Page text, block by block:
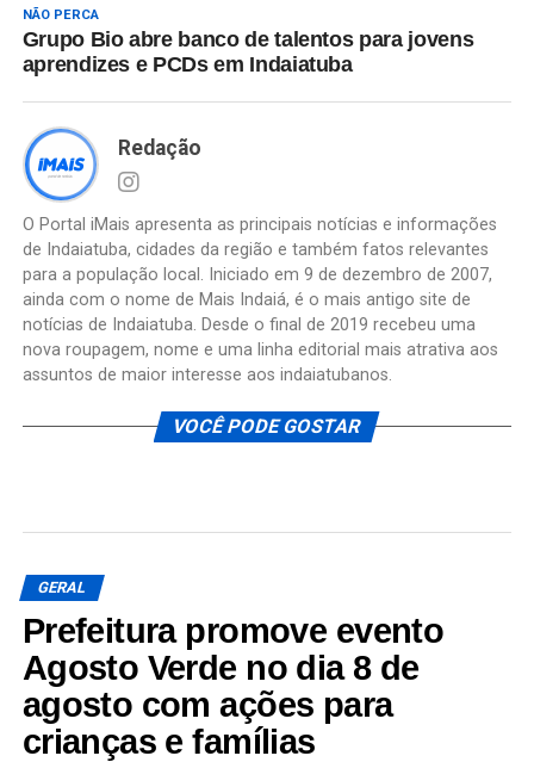
NÃO PERCA
Grupo Bio abre banco de talentos para jovens
aprendizes e PCDs em Indaiatuba
Redação
O Portal iMais apresenta as principais notícias e informações
de Indaiatuba, cidades da região e também fatos relevantes
para a população local. Iniciado em 9 de dezembro de 2007,
ainda com o nome de Mais Indaiá, é o mais antigo site de
notícias de Indaiatuba. Desde o final de 2019 recebeu uma
nova roupagem, nome e uma linha editorial mais atrativa aos
assuntos de maior interesse aos indaiatubanos.
VOCÊ PODE GOSTAR
GERAL
Prefeitura promove evento
Agosto Verde no dia 8 de
agosto com ações para
crianças e famílias